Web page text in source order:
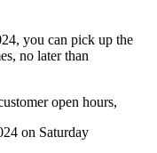
you can pick up the
no later than
open hours,
on Saturday